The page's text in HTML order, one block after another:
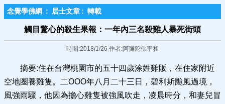
念覺學佛網 : 居士文章 : 轉載
觸目驚心的殺生果報：一年內三名殺雞人暴死街頭
時間:2018/1/26 作者:阿彌陀佛平和
摘要:住在台灣桃園市的五十四歲涂姓雞販，在住家附近
空地圈養雞隻。二OOO年八月二十三日，碧利斯颱風過境，
風強雨驟，他因為擔心雞隻被強風吹走，凌晨時分，和妻兒冒